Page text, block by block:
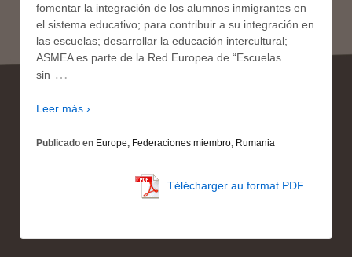
fomentar la integración de los alumnos inmigrantes en
el sistema educativo; para contribuir a su integración en
las escuelas; desarrollar la educación intercultural;
ASMEA es parte de la Red Europea de “Escuelas
sin …
Leer más ›
Publicado en Europe, Federaciones miembro, Rumania
Télécharger au format PDF